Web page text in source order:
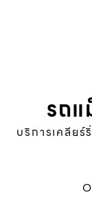
รถ
บริการเคลีย